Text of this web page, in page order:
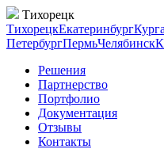
Тихорецк
ТихорецкЕкатеринбург
ПетербургПермьЧелябинск
Решения
Партнерство
Портфолио
Документация
Отзывы
Контакты